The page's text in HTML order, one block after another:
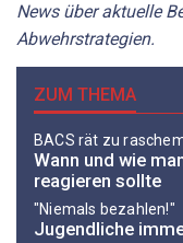
News über aktuelle
Abwehrstrategien.
ZUM THEMA
BACS rät zu
Wann und wie
reagieren sollte
"Niemals bezahlen!"
Jugendliche